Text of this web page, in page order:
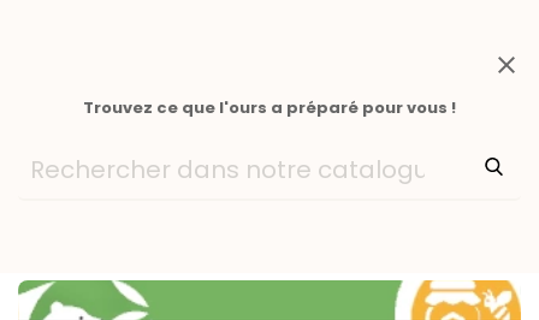
close
Trouvez ce que l'ours a préparé pour vous !